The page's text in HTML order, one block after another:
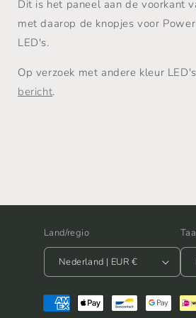
Dit is het paneel aan de voorkant
met daarop de knopjes voor
LED's.
Op verzoek met andere kleur
bericht.
Land/regio
Nederland | EUR €
Betaalmethoden